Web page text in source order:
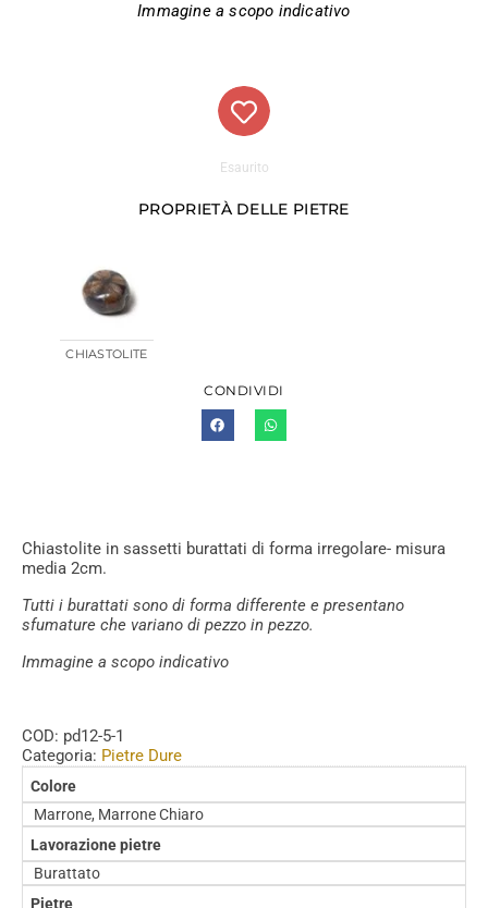
Immagine a scopo indicativo
Esaurito
PROPRIETÀ DELLE PIETRE
CHIASTOLITE
CONDIVIDI
Chiastolite in sassetti burattati di forma irregolare- misura
media 2cm.
Tutti i burattati sono di forma differente e presentano
sfumature che variano di pezzo in pezzo.
Immagine a scopo indicativo
COD: pd12-5-1
Categoria: Pietre Dure
Colore
Marrone, Marrone Chiaro
Lavorazione pietre
Burattato
Pietre